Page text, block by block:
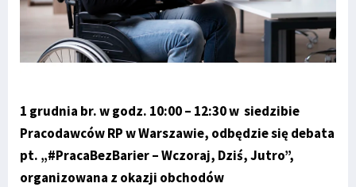
1 grudnia br. w godz. 10:00 – 12:30 w siedzibie
Pracodawców RP w Warszawie, odbędzie się debata
pt. „#PracaBezBarier – Wczoraj, Dziś, Jutro”,
organizowana z okazji obchodów